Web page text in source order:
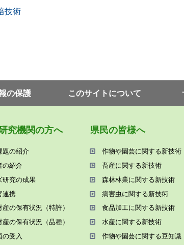
技術
の保護 このサイトについて
究機関の⽅へ
題の紹介
の紹介
研究の成果
連携
産の保有状況（特許）
産の保有状況（品種）
の受⼊
県⺠の皆様へ
作物や園芸に関する新技術
畜産に関する新技術
森林林業に関する新技術
病害⾍に関する新技術
⾷品加⼯に関する新技術
⽔産に関する新技術
作物や園芸に関する⾖知識